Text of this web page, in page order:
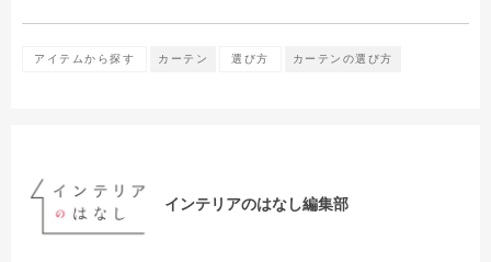
アイテムから探す カーテン 選び方 カーテンの選び方
インテリアのはなし編集部